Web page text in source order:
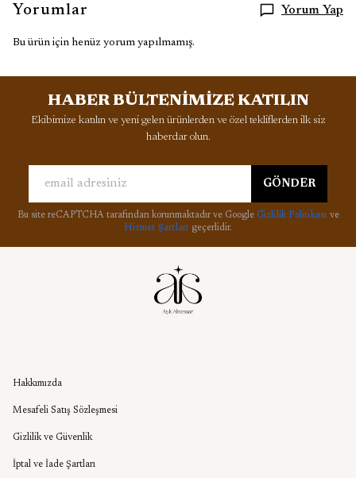
Yorumlar Yorum Yap
Bu ürün için henüz yorum yapılmamış.
HABER BÜLTENİMİZE KATILIN
Ekibimize katılın ve yeni gelen ürünlerden ve özel tekliflerden ilk siz
haberdar olun.
GÖNDER
Bu site reCAPTCHA tarafından korunmaktadır ve Google Gizlilik Politikası ve
Hizmet Şartları geçerlidir.
Hakkımızda
Mesafeli Satış Sözleşmesi
Gizlilik ve Güvenlik
İptal ve İade Şartları